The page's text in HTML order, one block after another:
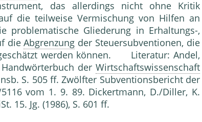
das allerdings nicht ohne Kritik
die teilweise Vermischung von Hilfen an
problematische Gliederung in Erhaltungs-,
dieAbgrenzung der Steuersubventionen, die
werden können. Literatur: Andel,
Handwörterbuch derWirtschaftswissenschaft
S. 505 ff. Zwölfter Subventionsbericht der
vom 1. 9. 89. Dickertmann, D./Diller, K.
15. Jg. (1986), S. 601 ff.